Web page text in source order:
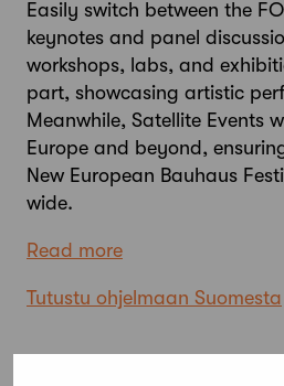
Easily switch between the
keynotes and panel
workshops, labs, and
part, showcasing artistic
Meanwhile, Satellite Events
Europe and beyond,
New European Bauhaus
wide.
Read more
Tutustu ohjelmaan Suomesta